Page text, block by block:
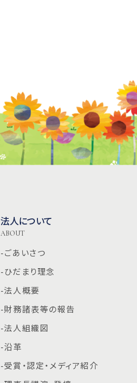
法人について
ABOUT
-ごあいさつ
-ひだまり理念
-法人概要
-財務諸表等の報告
-法人組織図
-沿革
-受賞・認定・メディア紹介